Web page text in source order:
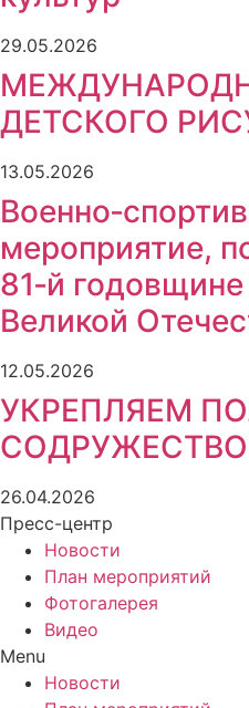
29.05.2026
ДЕТСКОГО
13.05.2026
мероприятие,
81‑й
Великой
12.05.2026
УКРЕПЛЯЕМ
26.04.2026
Пресс-центр
Новости
План мероприятий
Фотогалерея
Видео
Menu
Новости